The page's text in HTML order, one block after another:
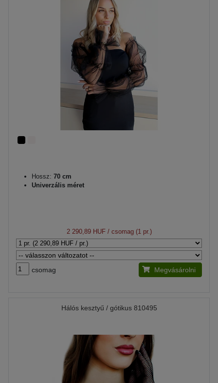
Hossz: 70 cm
Univerzális méret
2 290,89 HUF/ csomag (1 pr.)
csomag Megvásárolni
Hálós kesztyű / gótikus 810495